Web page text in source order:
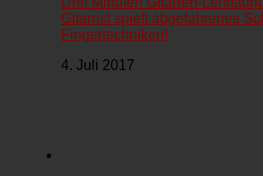
Gitarrist spielt abgefahrenes
Fingertechniken!
4. Juli 2017